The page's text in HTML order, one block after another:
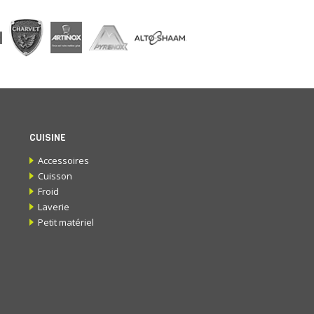
CUISINE
Accessoires
Cuisson
Froid
Laverie
Petit matériel